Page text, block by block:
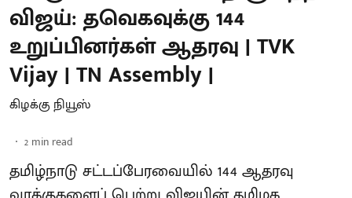
விஜய்: தவெகவுக்கு 144
உறுப்பினர்கள் ஆதரவு | TVK
Vijay | TN Assembly |
கிழக்கு நியூஸ்
2 min read
தமிழ்நாடு சட்டப்பேரவையில் 144 ஆதரவு